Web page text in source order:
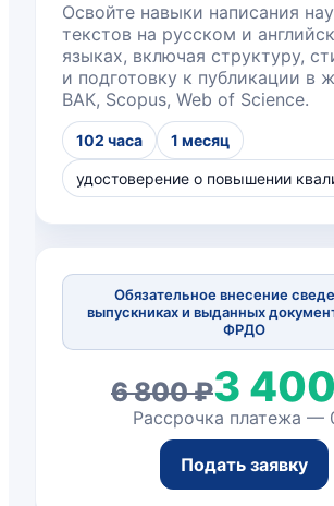
Освойте навыки написания
текстов на русском и
языках, включая структуру,
и подготовку к публикации в
ВАК, Scopus, Web of Science.
102 часа 1 месяц
удостоверение о повышении
Обязательное внесение
выпускниках и выданных
ФРДО
6 800 ₽3
Рассрочка платежа —
Подать заявку